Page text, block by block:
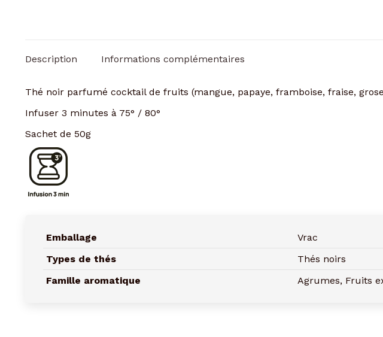
Description Informations complémentaires
Thé noir parfumé cocktail de fruits (mangue, papaye, framboise, fraise,
Infuser 3 minutes à 75° / 80°
Sachet de 50g
Emballage
Vrac
Types de thés
Thés noirs
Famille aromatique
Agrumes, Fruits